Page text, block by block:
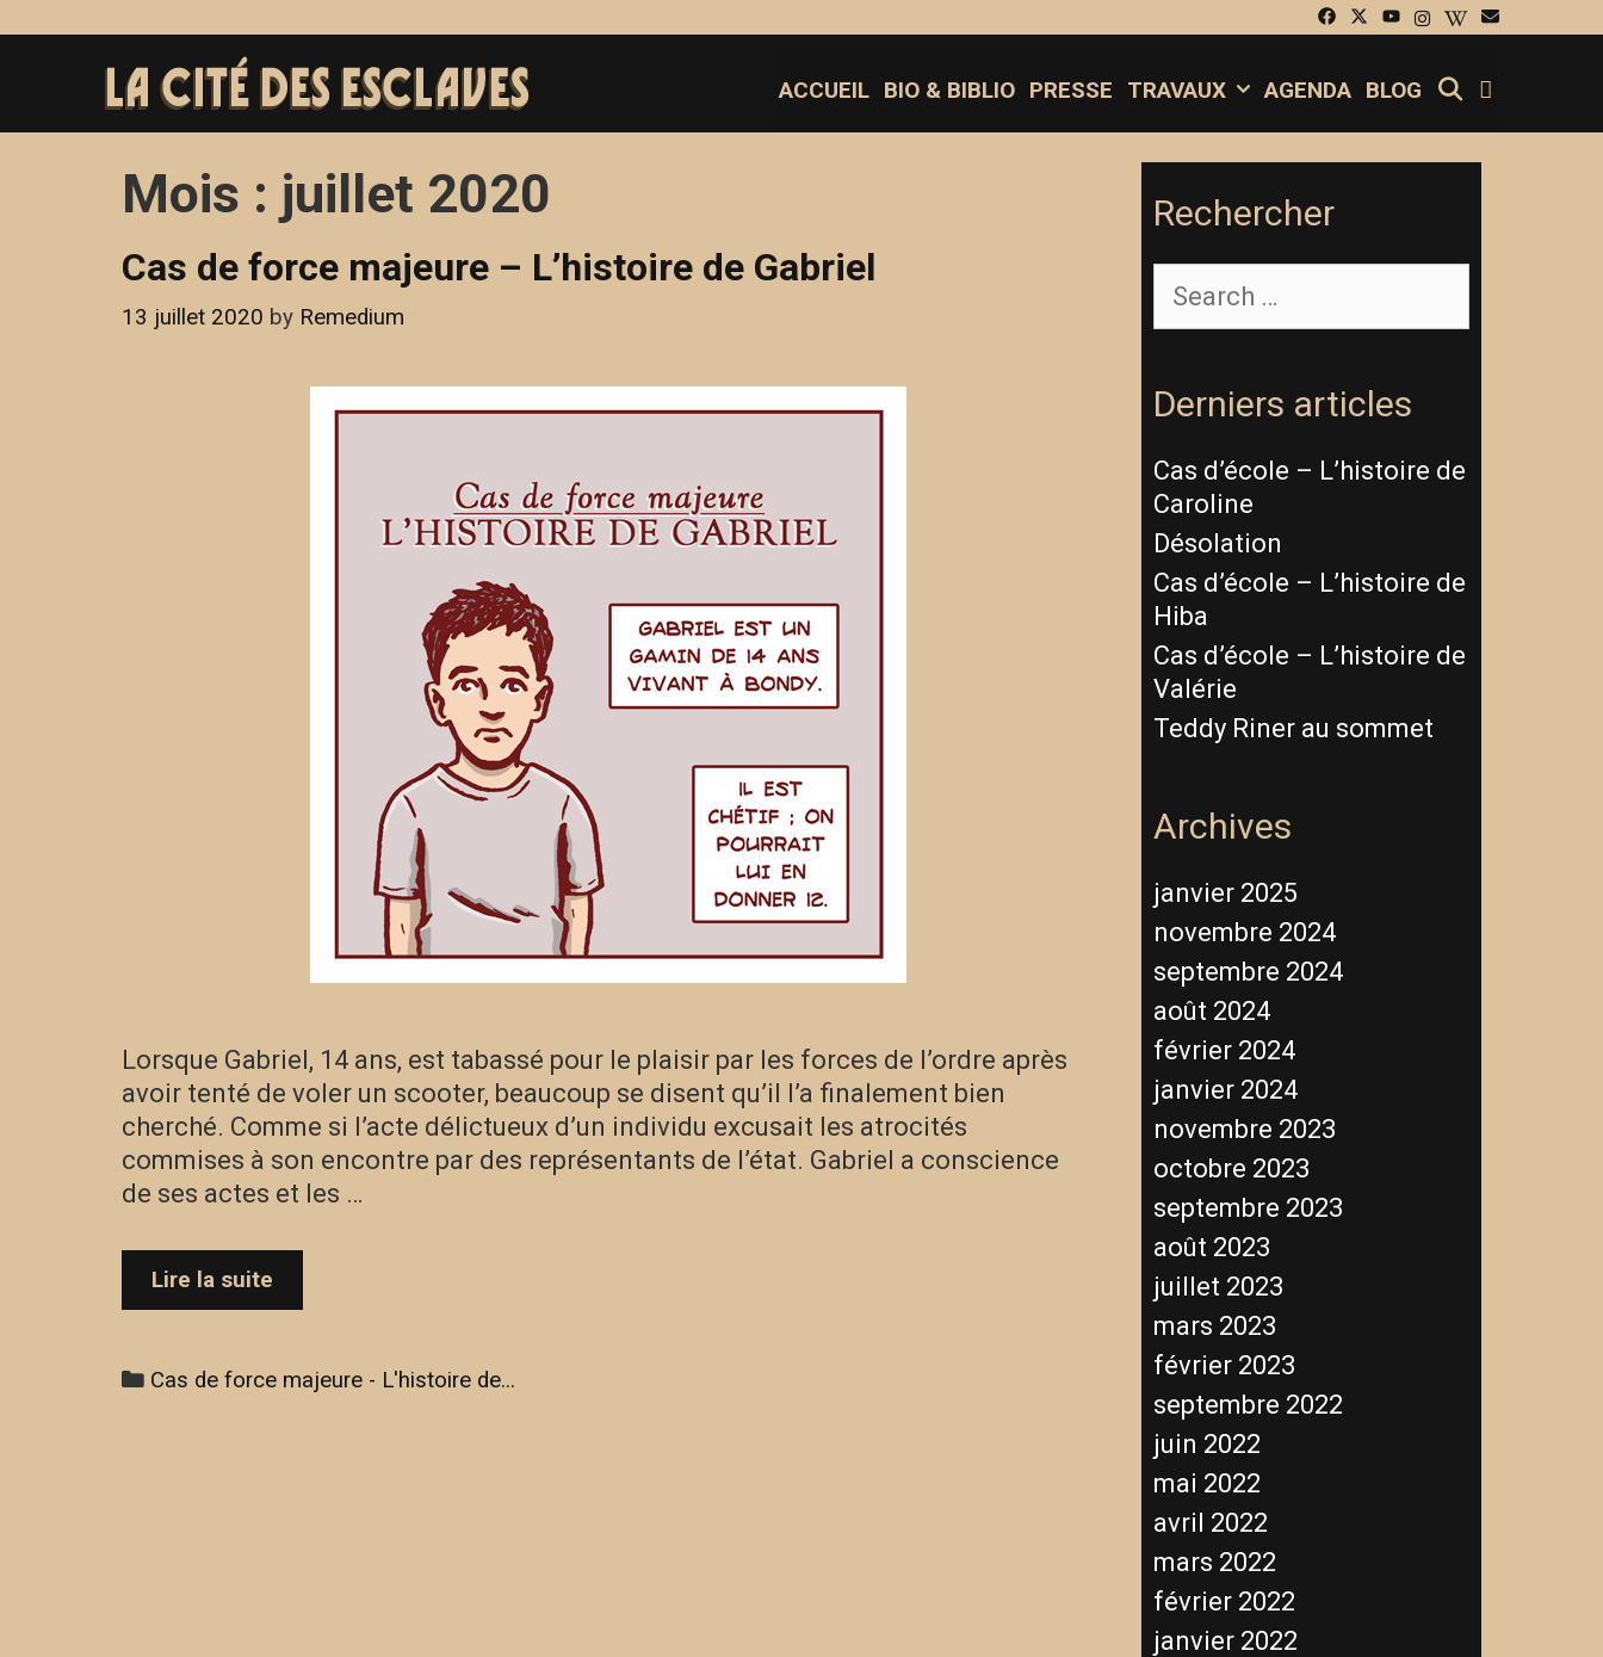
ACCUEIL BIO & BIBLIO PRESSE TRAVAUX AGENDA BLOG SEARCH
Mois : juillet 2020
Cas de force majeure – L’histoire de Gabriel
13 juillet 2020 by Remedium
Lorsque Gabriel, 14 ans, est tabassé pour le plaisir par les forces de l’ordre après
avoir tenté de voler un scooter, beaucoup se disent qu’il l’a finalement bien
cherché. Comme si l’acte délictueux d’un individu excusait les atrocités
commises à son encontre par des représentants de l’état. Gabriel a conscience
de ses actes et les …
Lire la suite
de
–
Categories
Cas de force majeure - L'histoire de...
Rechercher
Search
for:
Derniers articles
Cas d’école – L’histoire de
Caroline
Désolation
Cas d’école – L’histoire de
Hiba
Cas d’école – L’histoire de
Valérie
Teddy Riner au sommet
Archives
janvier 2025
novembre 2024
septembre 2024
août 2024
février 2024
janvier 2024
novembre 2023
octobre 2023
septembre 2023
août 2023
juillet 2023
mars 2023
février 2023
septembre 2022
juin 2022
mai 2022
avril 2022
mars 2022
février 2022
janvier 2022